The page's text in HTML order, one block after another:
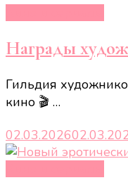
Награды
Гильдия
кино 🎬 …
02.03.2026